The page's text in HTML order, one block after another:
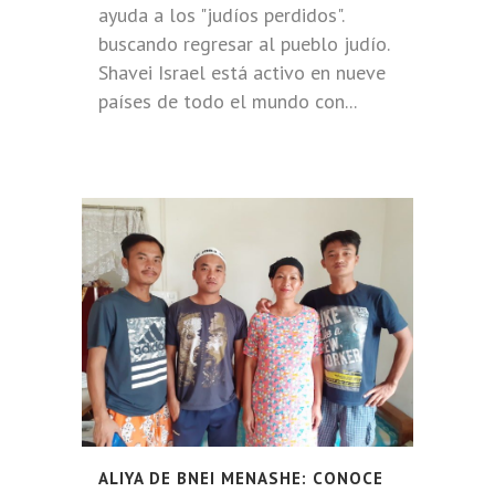
ayuda a los "judíos perdidos".
buscando regresar al pueblo judío.
Shavei Israel está activo en nueve
países de todo el mundo con...
ALIYA DE BNEI MENASHE: CONOCE